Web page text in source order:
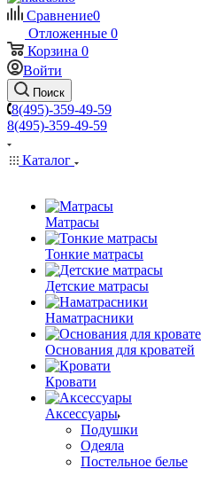
Сравнение0
Отложенные 0
Корзина 0
Войти
Поиск
8(495)-359-49-59
8(495)-359-49-59
Каталог
Матрасы
Тонкие матрасы
Детские матрасы
Наматрасники
Основания для кроватей
Кровати
Аксессуары
Подушки
Одеяла
Постельное белье